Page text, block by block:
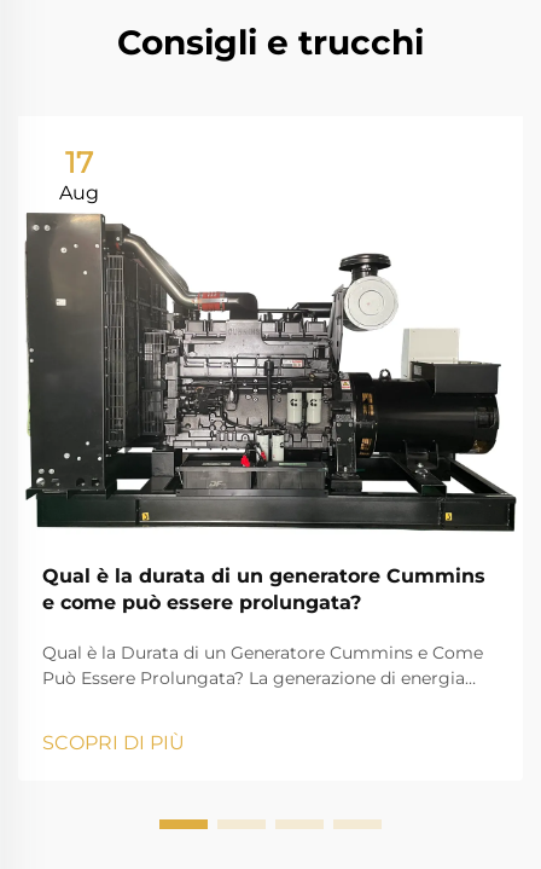
Consigli e trucchi
17
Aug
Qual è la durata di un generatore Cummins
e come può essere prolungata?
Qual è la Durata di un Generatore Cummins e Come
Può Essere Prolungata? La generazione di energia
garantendo che case, aziende, istituzioni sanitarie e
industrie possano proseguire le loro attività senza
SCOPRI DI PIÙ